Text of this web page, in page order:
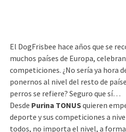
El DogFrisbee hace años que se
muchos países de Europa,
competiciones. ¿No sería ya hora
ponernos al nivel del resto de
perros se refiere? Seguro que sí…
Desde Purina TONUSquieren
deporte y sus competiciones a
todos, no importa el nivel, a